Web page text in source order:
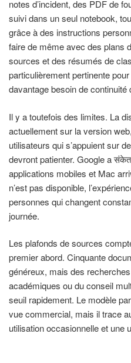
notes d’incident, des PDF de
suivi dans un seul notebook,
grâce à des instructions
faire de même avec des plans
sources et des résumés de
particulièrement pertinente
davantage besoin de
Il y a toutefois des limites. La
actuellement sur la version
utilisateurs qui s’appuient sur
devront patienter. Google a
applications mobiles et Mac
n’est pas disponible,
personnes qui changent
journée.
Les plafonds de sources
premier abord. Cinquante
généreux, mais des
académiques ou du conseil
seuil rapidement. Le modèle
vue commercial, mais il trace
utilisation occasionnelle et une